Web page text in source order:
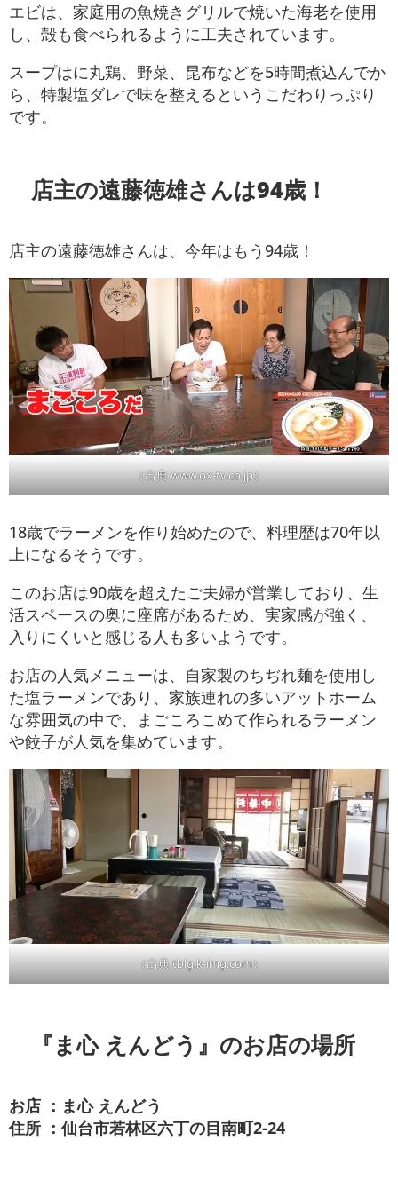
エビは、家庭用の魚焼きグリルで焼いた海老を使用
し、殻も食べられるように工夫されています。
スープはに丸鶏、野菜、昆布などを5時間煮込んでか
ら、特製塩ダレで味を整えるというこだわりっぷり
です。
店主の遠藤徳雄さんは94歳！
店主の遠藤徳雄さんは、今年はもう94歳！
（出典 www.ox-tv.co.jp）
18歳でラーメンを作り始めたので、料理歴は70年以
上になるそうです。
このお店は90歳を超えたご夫婦が営業しており、生
活スペースの奥に座席があるため、実家感が強く、
入りにくいと感じる人も多いようです。
お店の人気メニューは、自家製のちぢれ麺を使用し
た塩ラーメンであり、家族連れの多いアットホーム
な雰囲気の中で、まごころこめて作られるラーメン
や餃子が人気を集めています。
（出典 tblg.k-img.com）
『ま心 えんどう』のお店の場所
お店 ：ま心 えんどう
住所 ：仙台市若林区六丁の目南町2-24